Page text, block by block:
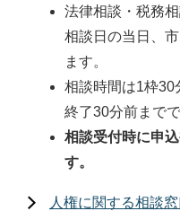
法律相談・税務
相談日の当日、
ます。
相談時間は1枠30
終了30分前までで
相談受付時に申
す。
人権に関する相談窓